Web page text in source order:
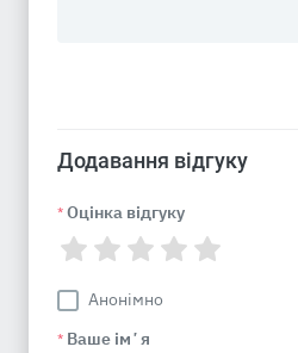
Додавання відгуку
* Оцінка відгуку
Анонімно
* Ваше імʼя